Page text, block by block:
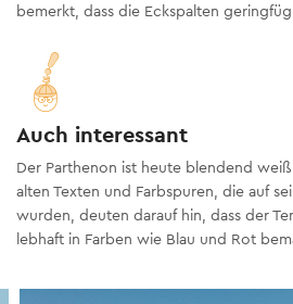
bemerkt, dass die Eckspalten
Auch interessant
Der Parthenon ist heute blendend
alten Texten und Farbspuren, die auf
wurden, deuten darauf hin, dass der
lebhaft in Farben wie Blau und Rot